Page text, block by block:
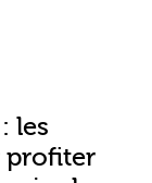
les
profiter